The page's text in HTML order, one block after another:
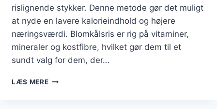
rislignende stykker. Denne metode gør det muligt
at nyde en lavere kalorieindhold og højere
næringsværdi. Blomkålsris er rig på vitaminer,
mineraler og kostfibre, hvilket gør dem til et
sundt valg for dem, der…
LÆS MEREBLOMKÅLSRIS